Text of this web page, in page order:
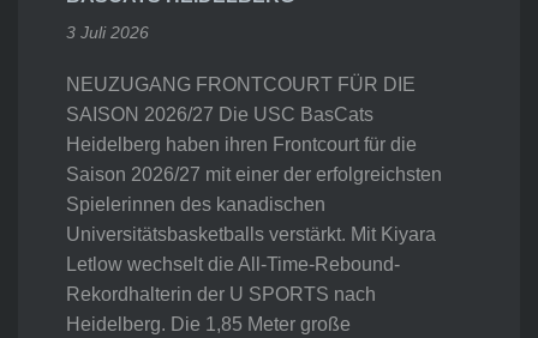
3 Juli 2026
NEUZUGANG FRONTCOURT FÜR DIE
SAISON 2026/27 Die USC BasCats
Heidelberg haben ihren Frontcourt für die
Saison 2026/27 mit einer der erfolgreichsten
Spielerinnen des kanadischen
Universitätsbasketballs verstärkt. Mit Kiyara
Letlow wechselt die All-Time-Rebound-
Rekordhalterin der U SPORTS nach
Heidelberg. Die 1,85 Meter große